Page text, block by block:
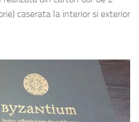
caserata la interior si exterior